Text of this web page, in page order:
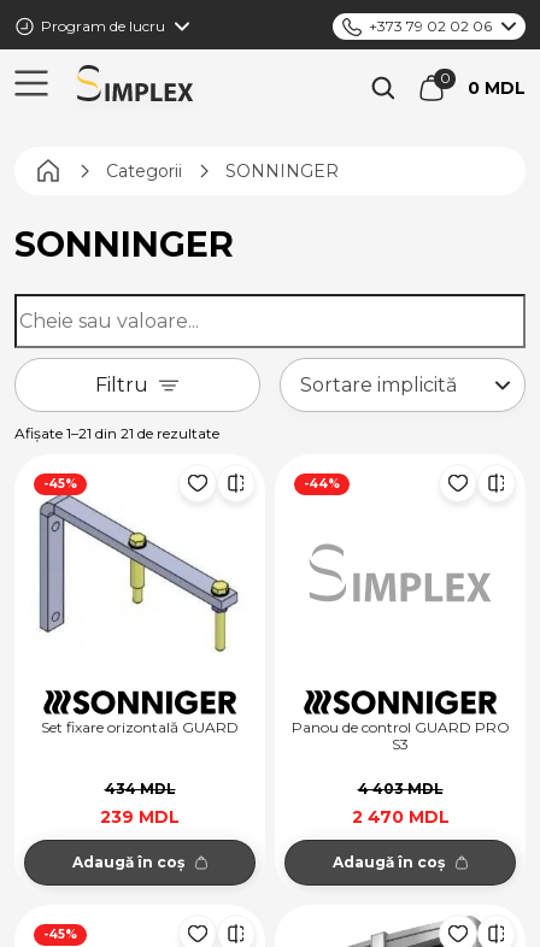
Program de lucru +373 79 02 02 06
0 MDL
Pagina principală
Categorii SONNINGER
SONNINGER
Filtru
Afișate 1–21 din 21 de rezultate
-45%
Set fixare orizontală GUARD
434 MDL
239 MDL
Adaugă în coș
-44%
Panou de control GUARD PRO
S3
4 403 MDL
2 470 MDL
Adaugă în coș
-45%